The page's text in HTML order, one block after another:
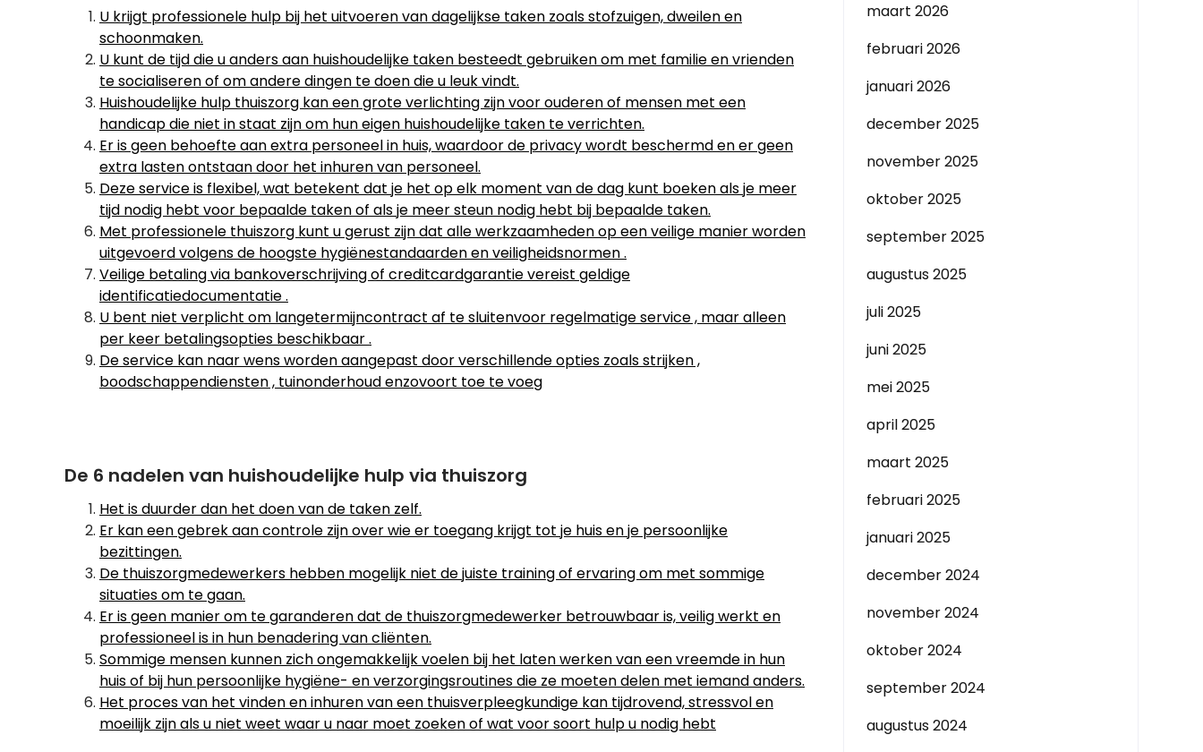
U krijgt professionele hulp bij het uitvoeren van dagelijkse taken zoals stofzuigen, dweilen en
schoonmaken.
U kunt de tijd die u anders aan huishoudelijke taken besteedt gebruiken om met familie en vrienden
te socialiseren of om andere dingen te doen die u leuk vindt.
Huishoudelijke hulp thuiszorg kan een grote verlichting zijn voor ouderen of mensen met een
handicap die niet in staat zijn om hun eigen huishoudelijke taken te verrichten.
Er is geen behoefte aan extra personeel in huis, waardoor de privacy wordt beschermd en er geen
extra lasten ontstaan ​​door het inhuren van personeel.
Deze service is flexibel, wat betekent dat je het op elk moment van de dag kunt boeken als je meer
tijd nodig hebt voor bepaalde taken of als je meer steun nodig hebt bij bepaalde taken.
Met professionele thuiszorg kunt u gerust zijn dat alle werkzaamheden op een veilige manier worden
uitgevoerd volgens de hoogste hygiënestandaarden en veiligheidsnormen .
Veilige betaling via bankoverschrijving of creditcardgarantie vereist geldige
identificatiedocumentatie .
U bent niet verplicht om langetermijncontract af te sluitenvoor regelmatige service , maar alleen
per keer betalingsopties beschikbaar .
De service kan naar wens worden aangepast door verschillende opties zoals strijken ,
boodschappendiensten , tuinonderhoud enzovoort toe te voeg
De 6 nadelen van huishoudelijke hulp via thuiszorg
Het is duurder dan het doen van de taken zelf.
Er kan een gebrek aan controle zijn over wie er toegang krijgt tot je huis en je persoonlijke
bezittingen.
De thuiszorgmedewerkers hebben mogelijk niet de juiste training of ervaring om met sommige
situaties om te gaan.
Er is geen manier om te garanderen dat de thuiszorgmedewerker betrouwbaar is, veilig werkt en
professioneel is in hun benadering van cliënten.
Sommige mensen kunnen zich ongemakkelijk voelen bij het laten werken van een vreemde in hun
huis of bij hun persoonlijke hygiëne- en verzorgingsroutines die ze moeten delen met iemand anders.
Het proces van het vinden en inhuren van een thuisverpleegkundige kan tijdrovend, stressvol en
moeilijk zijn als u niet weet waar u naar moet zoeken of wat voor soort hulp u nodig hebt
maart 2026
februari 2026
januari 2026
december 2025
november 2025
oktober 2025
september 2025
augustus 2025
juli 2025
juni 2025
mei 2025
april 2025
maart 2025
februari 2025
januari 2025
december 2024
november 2024
oktober 2024
september 2024
augustus 2024